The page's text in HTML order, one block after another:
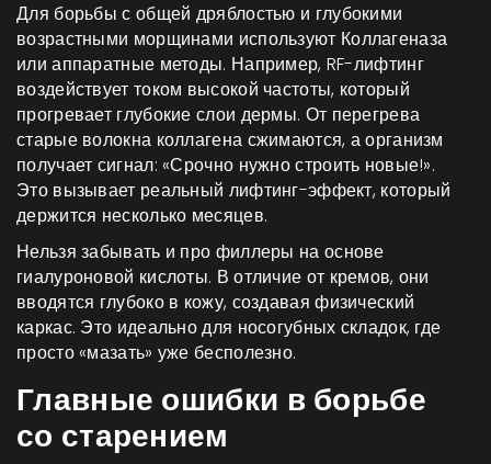
Для борьбы с общей дряблостью и глубокими
возрастными морщинами используют Коллагеназа
или аппаратные методы. Например, RF-лифтинг
воздействует током высокой частоты, который
прогревает глубокие слои дермы. От перегрева
старые волокна коллагена сжимаются, а организм
получает сигнал: «Срочно нужно строить новые!».
Это вызывает реальный лифтинг-эффект, который
держится несколько месяцев.
Нельзя забывать и про филлеры на основе
гиалуроновой кислоты. В отличие от кремов, они
вводятся глубоко в кожу, создавая физический
каркас. Это идеально для носогубных складок, где
просто «мазать» уже бесполезно.
Главные ошибки в борьбе
со старением